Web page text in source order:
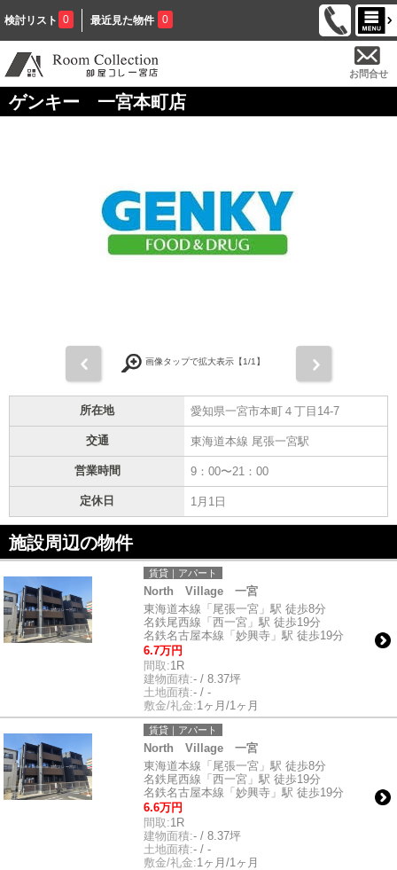
検討リスト 0 最近見た物件 0
お問合せ
ゲンキー 一宮本町店
画像タップで拡大表示【1/1】
所在地 愛知県一宮市本町４丁目14-7
交通 東海道本線 尾張一宮駅
営業時間 9：00〜21：00
定休日 1月1日
施設周辺の物件
賃貸｜アパート
North Village 一宮
東海道本線「尾張一宮」駅 徒歩8分
名鉄尾西線「西一宮」駅 徒歩19分
名鉄名古屋本線「妙興寺」駅 徒歩19分
6.7万円
間取:1R
建物面積:- / 8.37坪
土地面積:- / -
敷金/礼金:1ヶ月/1ヶ月
賃貸｜アパート
North Village 一宮
東海道本線「尾張一宮」駅 徒歩8分
名鉄尾西線「西一宮」駅 徒歩19分
名鉄名古屋本線「妙興寺」駅 徒歩19分
6.6万円
間取:1R
建物面積:- / 8.37坪
土地面積:- / -
敷金/礼金:1ヶ月/1ヶ月